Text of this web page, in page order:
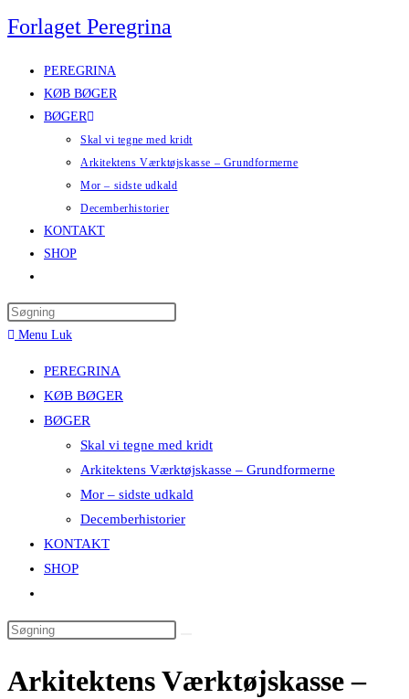
Skip
to
Forlaget Peregrina
PEREGRINA
KØB BØGER
BØGER
Skal vi tegne med kridt
Arkitektens Værktøjskasse – Grundformerne
Mor – sidste udkald
Decemberhistorier
KONTAKT
SHOP
search
panel.
Menu Luk
PEREGRINA
KØB BØGER
BØGER
Skal vi tegne med kridt
Arkitektens Værktøjskasse – Grundformerne
Mor – sidste udkald
Decemberhistorier
KONTAKT
SHOP
search
Search
website
Arkitektens Værktøjskasse –